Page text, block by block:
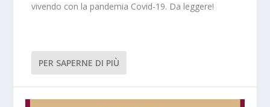
vivendo con la pandemia Covid-19. Da leggere!
PER SAPERNE DI PIÙ